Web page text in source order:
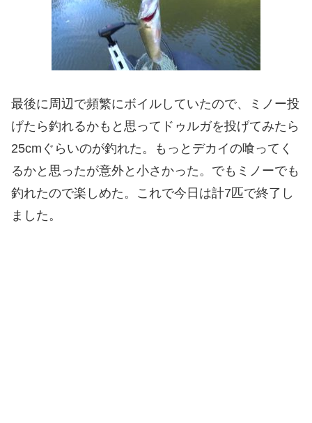
最後に周辺で頻繁にボイルしていたので、ミノー投
げたら釣れるかもと思ってドゥルガを投げてみたら
25cmぐらいのが釣れた。もっとデカイの喰ってく
るかと思ったが意外と小さかった。でもミノーでも
釣れたので楽しめた。これで今日は計7匹で終了し
ました。